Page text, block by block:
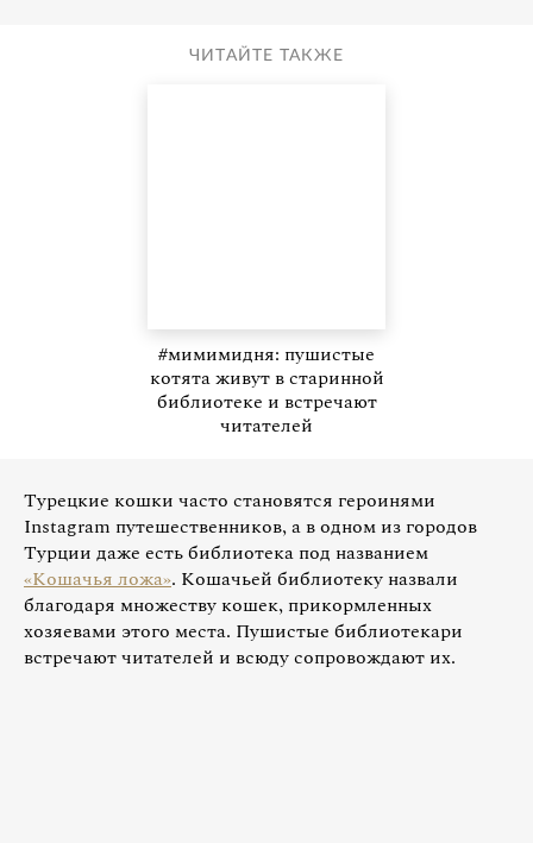
ЧИТАЙТЕ ТАКЖЕ
#мимимидня: пушистые
котята живут в старинной
библиотеке и встречают
читателей
Турецкие кошки часто становятся героинями
Instagram путешественников, а в одном из городов
Турции даже есть библиотека под названием
«Кошачья ложа». Кошачьей библиотеку назвали
благодаря множеству кошек, прикормленных
хозяевами этого места. Пушистые библиотекари
встречают читателей и всюду сопровождают их.